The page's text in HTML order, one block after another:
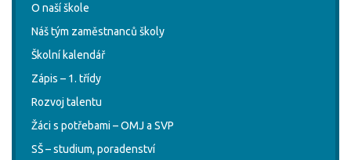
O naší škole
Náš tým zaměstnanců školy
Školní kalendář
Zápis – 1. třídy
Rozvoj talentu
Žáci s potřebami – OMJ a SVP
SŠ – studium, poradenství